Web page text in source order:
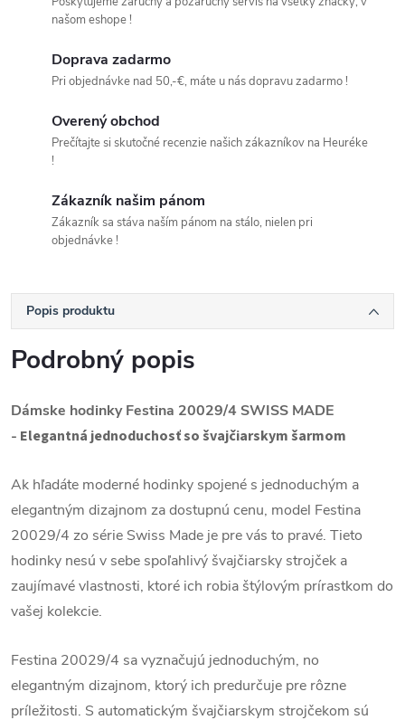
našom eshope !
Doprava zadarmo
Pri objednávke nad 50,-€, máte u nás dopravu zadarmo !
Overený obchod
Prečítajte si skutočné recenzie našich zákazníkov na Heuréke
!
Zákazník našim pánom
Zákazník sa stáva naším pánom na stálo, nielen pri
objednávke !
Popis produktu
Podrobný popis
Dámske hodinky Festina 20029/4 SWISS MADE
- Elegantná jednoduchosť so švajčiarskym šarmom
Ak hľadáte moderné hodinky spojené s jednoduchým a
elegantným dizajnom za dostupnú cenu, model Festina
20029/4 zo série Swiss Made je pre vás to pravé. Tieto
hodinky nesú v sebe spoľahlivý švajčiarsky strojček a
zaujímavé vlastnosti, ktoré ich robia štýlovým prírastkom do
vašej kolekcie.
Festina 20029/4 sa vyznačujú jednoduchým, no
elegantným dizajnom, ktorý ich predurčuje pre rôzne
príležitosti. S automatickým švajčiarskym strojčekom sú